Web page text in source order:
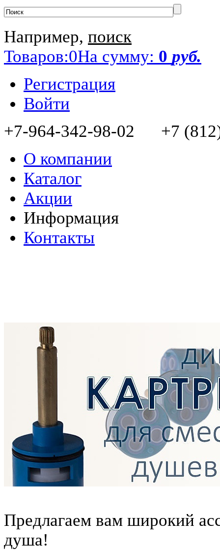
Например, поиск
Товаров:0На сумму: 0 руб.
Регистрация
Войти
+7-964-342-98-02 +7
О компании
Каталог
Акции
Информация
Контакты
Предлагаем вам широкий
душа!